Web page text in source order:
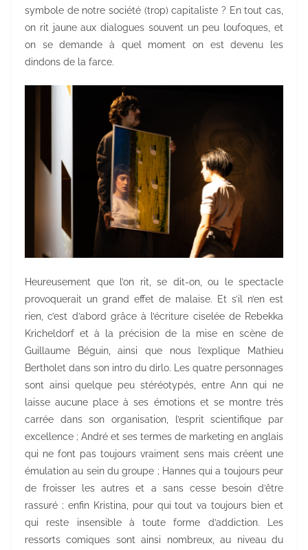
symbole de notre société (trop) capitaliste ? En tout cas,
on rit jaune aux dialogues souvent un peu loufoques, et
on se demande à quel moment on est devenu les
dindons de la farce.
Heureusement que l’on rit, se dit-on, ou le spectacle
provoquerait un grand effet de malaise. Et s’il n’en est
rien, c’est d’abord grâce à l’écriture ciselée de Rebekka
Kricheldorf et à la précision de la mise en scène de
Guillaume Béguin, ainsi que nous l’explique Mathieu
Bertholet dans son intro du dirlo. Les quatre personnages
sont ainsi quelque peu stéréotypés, entre Ann qui ne
laisse aucune place à ses émotions et se montre très
carrée dans son organisation, l’esprit scientifique par
excellence ; André et ses termes de marketing en anglais
qui ne font pas toujours vraiment sens mais créent une
émulation au sein du groupe ; Hannes qui a toujours peur
de froisser les autres et a sans cesse besoin d’être
rassuré ; enfin Kristina, pour qui tout va toujours bien et
qui reste insensible à toute forme d’addiction. Les
ressorts comiques sont ainsi nombreux, au niveau du